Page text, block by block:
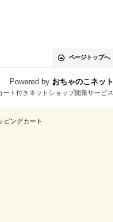
ページトップへ
Powered by おちゃのこネット
ト付きネットショップ開業サービス
ピングカート